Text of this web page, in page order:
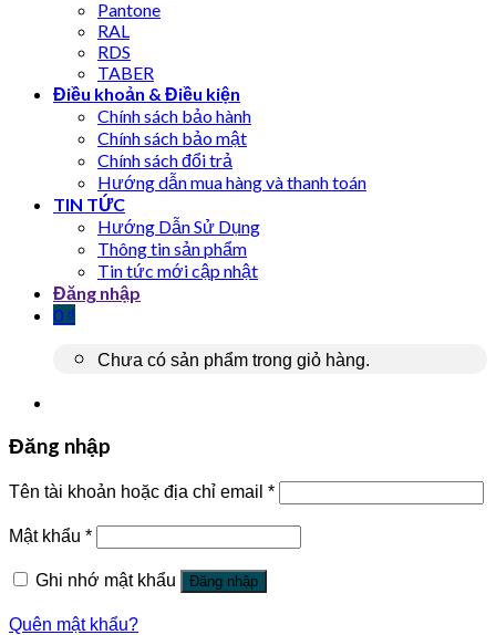
Pantone
RAL
RDS
TABER
Điều khoản & Điều kiện
Chính sách bảo hành
Chính sách bảo mật
Chính sách đổi trả
Hướng dẫn mua hàng và thanh toán
TIN TỨC
Hướng Dẫn Sử Dụng
Thông tin sản phẩm
Tin tức mới cập nhật
Đăng nhập
0 ₫
Chưa có sản phẩm trong giỏ hàng.
Đăng nhập
Tên tài khoản hoặc địa chỉ email *
Mật khẩu *
Ghi nhớ mật khẩu Đăng nhập
Quên mật khẩu?